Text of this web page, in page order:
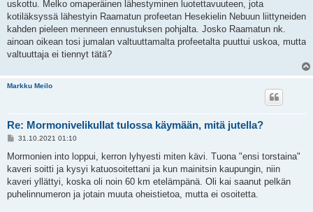
uskottu. Melko omaperäinen lähestyminen luotettavuuteen, jota
kotiläksyssä lähestyin Raamatun profeetan Hesekielin Nebuun liittyneiden
kahden pieleen menneen ennustuksen pohjalta. Josko Raamatun nk.
ainoan oikean tosi jumalan valtuuttamalta profeetalta puuttui uskoa, mutta
valtuuttaja ei tiennyt tätä?
Markku Meilo
Re: Mormonivelikullat tulossa käymään, mitä jutella?
V
e
t
i
31.10.2021 01:10
Mormonien into loppui, kerron lyhyesti miten kävi. Tuona "ensi torstaina"
kaveri soitti ja kysyi katuosoitettani ja kun mainitsin kaupungin, niin
kaveri yllättyi, koska oli noin 60 km etelämpänä. Oli kai saanut pelkän
puhelinnumeron ja jotain muuta oheistietoa, mutta ei osoitetta.